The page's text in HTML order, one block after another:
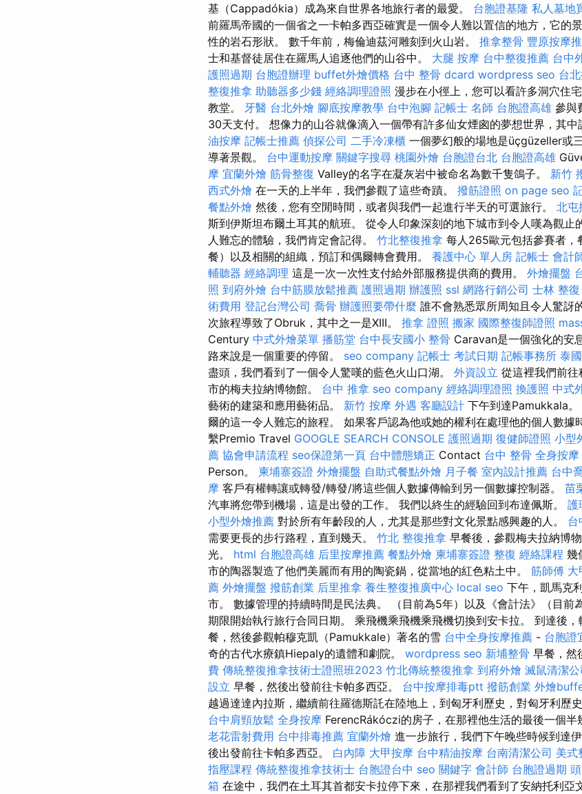
基（Cappadókia）成為來自世界各地旅行者的最愛。 台胞證基隆 私人墓地
前羅馬帝國的一個省之一卡帕多西亞確實是一個令人難以置信的地方，它的
性的岩石形狀。 數千年前，梅倫迪茲河雕刻到火山岩。 推拿整骨 豐原按摩
士和基督徒居住在羅馬人追逐他們的山谷中。 大腿 按摩 台中整復推薦 台中
護照過期 台胞證辦理 buffet外燴價格 台中 整骨 dcard wordpress seo 台
整復推拿 助聽器多少錢 經絡調理證照 漫步在小徑上，您可以看許多洞穴住
教堂。 牙醫 台北外燴 腳底按摩教學 台中泡腳 記帳士 名師 台胞證高雄 參與
30天支付。 想像力的山谷就像滴入一個帶有許多仙女煙囪的夢想世界，其中
油按摩 記帳士推薦 偵探公司 二手冷凍櫃 一個夢幻般的場地是üçgüzeller或
導著景觀。 台中運動按摩 關鍵字搜尋 桃園外燴 台胞證台北 台胞證高雄
摩 宜蘭外燴 筋骨整復 Valley的名字在凝灰岩中被命名為數千隻鴿子。 新竹
西式外燴 在一天的上半年，我們參觀了這些奇蹟。 撥筋證照 on page seo
餐點外燴 然後，您有空閒時間，或者與我們一起進行半天的可選旅行。 北屯
斯到伊斯坦布爾土耳其的航班。 從令人印象深刻的地下城市到令人嘆為觀止
人難忘的體驗，我們肯定會記得。 竹北整復推拿 每人265歐元包括參賽者，
餐）以及相關的組織，預訂和偶爾轉會費用。 養護中心 單人房 記帳士 會計
輔聽器 經絡調理 這是一次一次性支付給外部服務提供商的費用。 外燴擺盤
照 到府外燴 台中筋膜放鬆推薦 護照過期 辦護照 ssl 網路行銷公司 士林 整復
術費用 登記台灣公司 喬骨 辦護照要帶什麼 誰不會熟悉眾所周知且令人驚訝
次旅程導致了Obruk，其中之一是XIII。 推拿 證照 搬家 國際整復師證照
Century 中式外燴菜單 播筋堂 台中長安國小 整骨 Caravan是一個強化的安
路來說是一個重要的停留。 seo company 記帳士 考試日期 記帳事務所 泰
盡頭，我們看到了一個令人驚嘆的藍色火山口湖。 外資設立 從這裡我們前
市的梅夫拉納博物館。 台中 推拿 seo company 經絡調理證照 換護照 中式
藝術的建築和應用藝術品。 新竹 按摩 外遇 客廳設計 下午到達Pamukkala
爾的這一令人難忘的旅程。 如果客戶認為他或她的權利在處理他的個人數據
繫Premio Travel GOOGLE SEARCH CONSOLE 護照過期 復健師證照 小型
薦 協會申請流程 seo保證第一頁 台中體態矯正 Contact 台中 整骨 全身按摩
Person。 柬埔寨簽證 外燴擺盤 自助式餐點外燴 月子餐 室內設計推薦 台中
摩 客戶有權轉讓或轉發/轉發/將這些個人數據傳輸到另一個數據控制器。 苗
汽車將您帶到機場，這是出發的工作。 我們以終生的經驗回到布達佩斯。 護
小型外燴推薦 對於所有年齡段的人，尤其是那些對文化景點感興趣的人。 台
需要更長的步行路程，直到幾天。 竹北 整復推拿 早餐後，參觀梅夫拉納博
光。 html 台胞證高雄 后里按摩推薦 餐點外燴 柬埔寨簽證 整復 經絡課程 幾
市的陶器製造了他們美麗而有用的陶瓷鍋，從當地的紅色粘土中。 筋師傅 大
薦 外燴擺盤 撥筋創業 后里推拿 養生整復推廣中心 local seo 下午，凱馬克
市。 數據管理的持續時間是民法典。 （目前為5年）以及《會計法》（目前
期限開始執行旅行合同日期。 乘飛機乘飛機乘飛機切換到安卡拉。 到達後
餐，然後參觀帕穆克凱（Pamukkale）著名的雪 台中全身按摩推薦 - 台胞證
奇的古代水療鎮Hiepaly的遺體和劇院。 wordpress seo 新埔整骨 早餐，然
費 傳統整復推拿技術士證照班2023 竹北傳統整復推拿 到府外燴 滅鼠清潔公
設立 早餐，然後出發前往卡帕多西亞。 台中按摩排毒ptt 撥筋創業 外燴
越過達達內拉斯，繼續前往羅德斯託在陸地上，到匈牙利歷史，對匈牙利歷
台中肩頸放鬆 全身按摩 FerencRákóczi的房子，在那裡他生活的最後一個半
老花雷射費用 台中排毒推薦 宜蘭外燴 進一步旅行，我們下午晚些時候到達
後出發前往卡帕多西亞。 白內障 大甲按摩 台中精油按摩 台南清潔公司 美式
指壓課程 傳統整復推拿技術士 台胞證台中 seo 關鍵字 會計師 台胞證過期
箱 在途中，我們在土耳其首都安卡拉停下來，在那裡我們看到了安納托利亞